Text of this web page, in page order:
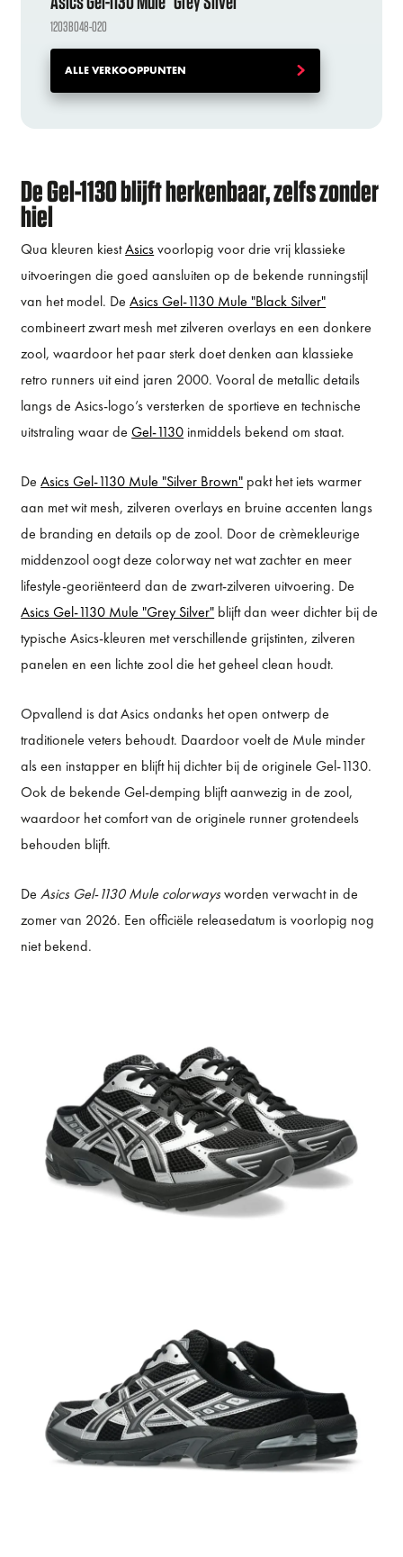
1203B048-020
ALLE VERKOOPPUNTEN
De Gel-1130 blijft herkenbaar, zelfs zonder
hiel
Qua kleuren kiestAsicsvoorlopig voor drie vrij klassieke
uitvoeringen die goed aansluiten op de bekende runningstijl
van het model. DeAsics Gel-1130 Mule "Black Silver"
combineert zwart mesh met zilveren overlays en een donkere
zool, waardoor het paar sterk doet denken aan klassieke
retro runners uit eind jaren 2000. Vooral de metallic details
langs de Asics-logo’s versterken de sportieve en technische
uitstraling waar deGel-1130 inmiddels bekend om staat.
DeAsics Gel-1130 Mule "Silver Brown" pakt het iets warmer
aan met wit mesh, zilveren overlays en bruine accenten langs
de branding en details op de zool. Door de crèmekleurige
middenzool oogt deze colorway net wat zachter en meer
lifestyle-georiënteerd dan de zwart-zilveren uitvoering. De
Asics Gel-1130 Mule "Grey Silver" blijft dan weer dichter bij de
typische Asics-kleuren met verschillende grijstinten, zilveren
panelen en een lichte zool die het geheel clean houdt.
Opvallend is dat Asics ondanks het open ontwerp de
traditionele veters behoudt. Daardoor voelt de Mule minder
als een instapper en blijft hij dichter bij de originele Gel-1130.
Ook de bekende Gel-demping blijft aanwezig in de zool,
waardoor het comfort van de originele runner grotendeels
behouden blijft.
DeAsics Gel-1130 Mule colorwaysworden verwacht in de
zomer van 2026. Een officiële releasedatum is voorlopig nog
niet bekend.